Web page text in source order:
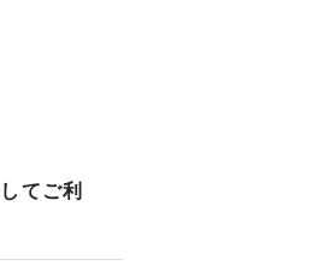
てご利